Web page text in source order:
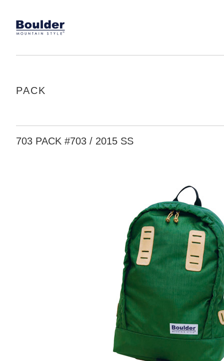
PACK
703 PACK #703 / 2015 SS